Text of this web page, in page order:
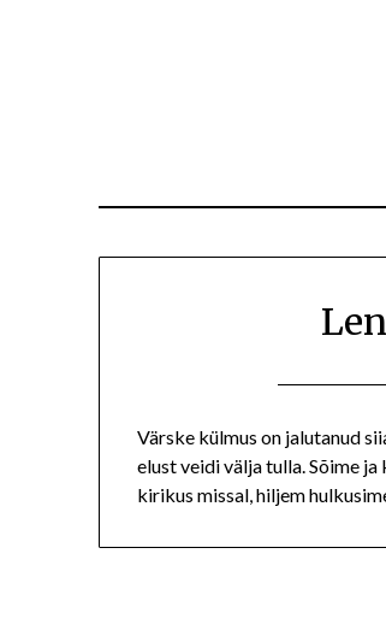
Värske külmus on jalutanud
elust veidi välja tulla. Sõime
kirikus missal, hiljem